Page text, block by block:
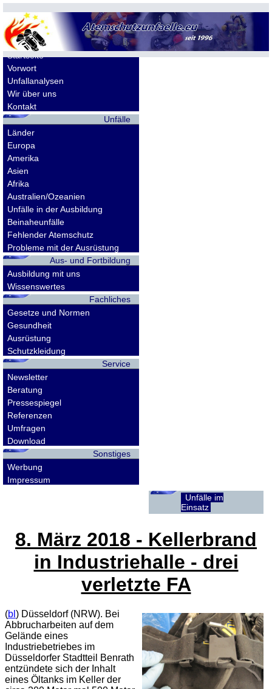
Allgemeines
Startseite
Vorwort
Unfallanalysen
Wir über uns
Kontakt
Unfälle
Länder
Europa
Amerika
Asien
Afrika
Australien/Ozeanien
Unfälle in der Ausbildung
Beinaheunfälle
Fehlender Atemschutz
Probleme mit der Ausrüstung
Aus- und Fortbildung
Ausbildung mit uns
Wissenswertes
Fachliches
Gesetze und Normen
Gesundheit
Ausrüstung
Schutzkleidung
Service
Newsletter
Beratung
Pressespiegel
Referenzen
Umfragen
Download
Sonstiges
Werbung
Impressum
Unfälle im
Einsatz
8. März 2018 - Kellerbrand
in Industriehalle - drei
verletzte FA
(bl ) Düsseldorf (NRW). Bei
Abbrucharbeiten auf dem
Gelände eines
Industriebetriebes im
Düsseldorfer Stadtteil Benrath
entzündete sich der Inhalt
eines Öltanks im Keller der